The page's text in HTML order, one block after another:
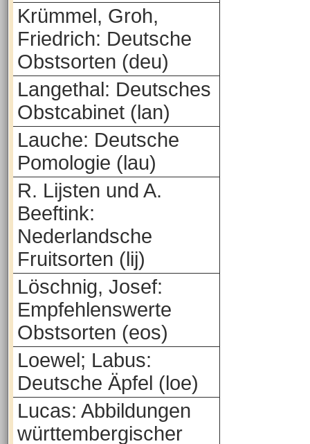
Krümmel, Groh,
Friedrich: Deutsche
Obstsorten (deu)
Langethal: Deutsches
Obstcabinet (lan)
Lauche: Deutsche
Pomologie (lau)
R. Lijsten und A.
Beeftink:
Nederlandsche
Fruitsorten (lij)
Löschnig, Josef:
Empfehlenswerte
Obstsorten (eos)
Loewel; Labus:
Deutsche Äpfel (loe)
Lucas: Abbildungen
württembergischer